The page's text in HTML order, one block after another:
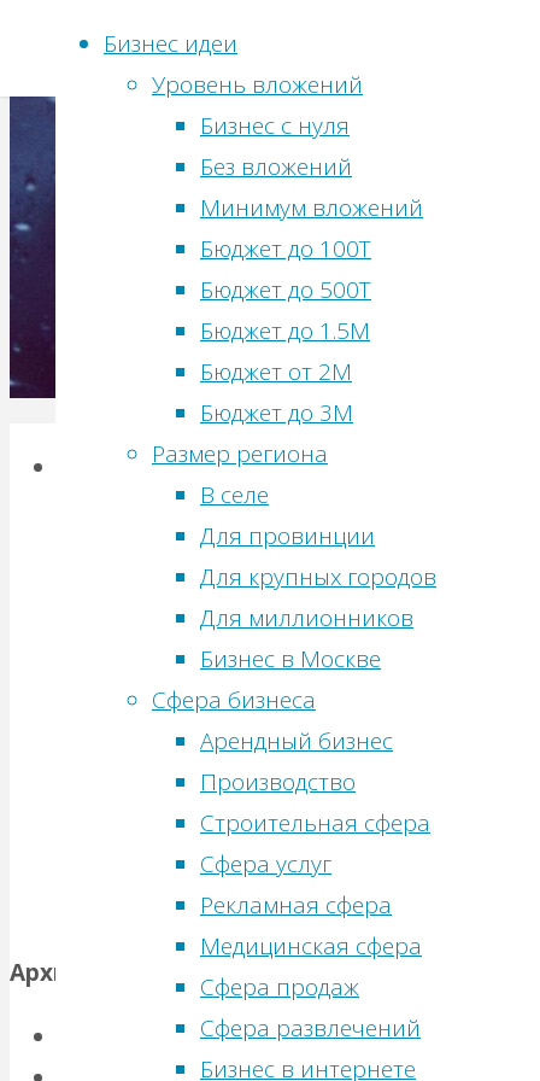
содержимому
Бизнес идеи
Уровень вложений
Бизнес с нуля
Без вложений
Минимум вложений
Бюджет до 100Т
Бюджет до 500Т
Бюджет до 1.5М
Бюджет от 2М
Бюджет до 3М
Размер региона
В селе
Для провинции
Для крупных городов
Для миллионников
Бизнес в Москве
Сфера бизнеса
Арендный бизнес
Производство
Строительная сфера
Сфера услуг
Рекламная сфера
Медицинская сфера
Сфера продаж
Сфера развлечений
Бизнес в интернете
Главная
2020
Август
Метки
Бизнес
идеи
вложений
Бизнес
идеи
гараже
Бизнес
идеи
медицинской
сфере
Бизнес
Архивы
Июль 2026(1)
Онлайн-
посетители:
Просмотры
сегодня:
сегодня:
вчера:
вчера:
Всего